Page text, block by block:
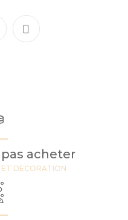
acheter
ET DECORATION